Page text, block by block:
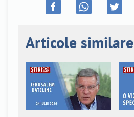
Articole similare